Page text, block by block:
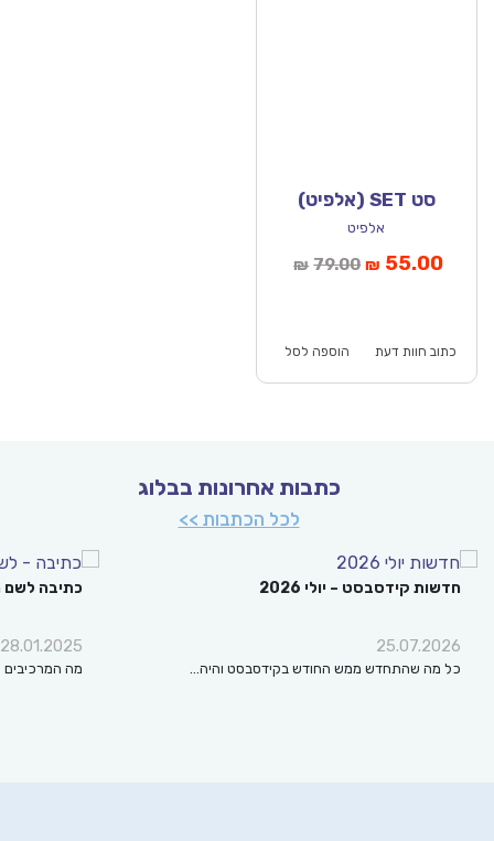
סט SET (אלפיט)
אלפיט
₪ 79.00המחיר
₪79.00.
₪ 55.00
כתוב חוות דעת הוספה לסל
כתבות אחרונות בבלוג
לכל הכתבות >>
חדשות קידסבסט – יולי 2026
25.07.2026
כל מה שהתחדש ממש החודש בקידסבסט והיה…
כתיבה לשם
28.01.2025
מה המרכיבים